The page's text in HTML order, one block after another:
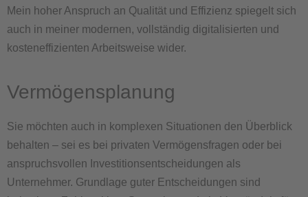
Mein hoher Anspruch an Qualität und Effizienz spiegelt sich
auch in meiner modernen, vollständig digitalisierten und
kosteneffizienten Arbeitsweise wider.
Vermögensplanung
Sie möchten auch in komplexen Situationen den Überblick
behalten – sei es bei privaten Vermögensfragen oder bei
anspruchsvollen Investitionsentscheidungen als
Unternehmer. Grundlage guter Entscheidungen sind